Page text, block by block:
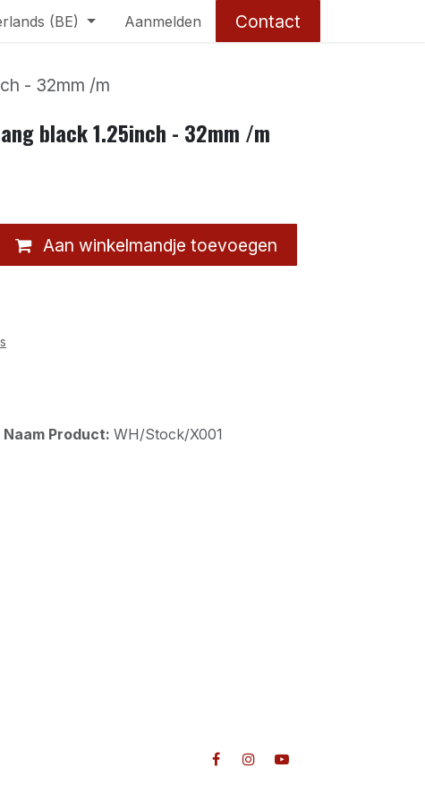
(BE) Aanmelden Contact
- 32mm /m
black 1.25inch - 32mm /m
Aan winkelmandje toevoegen
Product: WH/Stock/X001